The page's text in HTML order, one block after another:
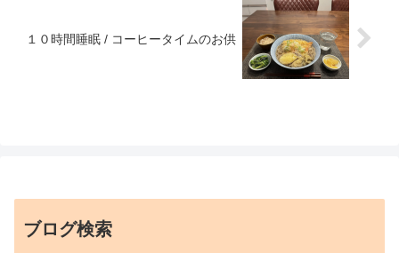
１０時間睡眠 / コーヒータイムのお供
ブログ検索